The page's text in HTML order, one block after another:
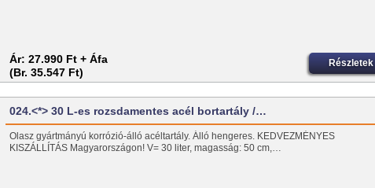
Ár: 27.990 Ft + Áfa
(Br. 35.547 Ft)
Részletek
024.<*> 30 L-es rozsdamentes acél bortartály /…
Olasz gyártmányú korrózió-álló acéltartály. Álló hengeres. KEDVEZMÉNYES
KISZÁLLÍTÁS Magyarországon! V= 30 liter, magasság: 50 cm,…